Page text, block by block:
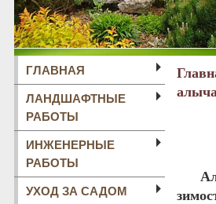
ГЛАВНАЯ
ЛАНДШАФТНЫЕ
РАБОТЫ
ИНЖЕНЕРНЫЕ
РАБОТЫ
УХОД ЗА САДОМ